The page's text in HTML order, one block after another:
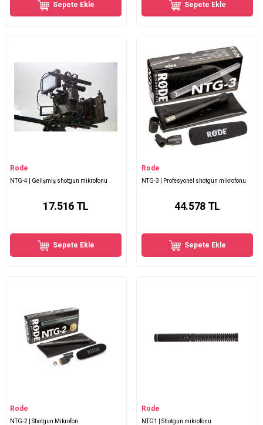
Sepete Ekle Sepete Ekle
Rode
NTG-4 | Gelişmiş shotgun mikrofonu
17.516TL
Sepete Ekle
Rode
NTG-3 | Profesyonel shotgun mikrofonu
44.578TL
Sepete Ekle
Rode
NTG-2 | Shotgun Mikrofon
Rode
NTG1 | Shotgun mikrofonu